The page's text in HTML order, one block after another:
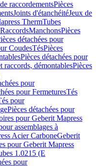
raccordementsPièces
Joints d'étanchéitéJeux de
ThermTubes
ManchonsPièces
détachées pour
CoudesTésPièces
Pièces détachées pour
raccords, démontablesPièces
pour
pour FermeturesTés
pour
Pièces détachées pour
pour Geberit Mapress
assemblages à
Acier CarboneGeberit
pour Geberit Mapress
1.0215 (E
pour